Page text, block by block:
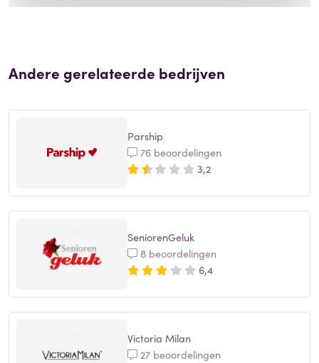
Andere gerelateerde bedrijven
Parship
76 beoordelingen
3,2
SeniorenGeluk
8 beoordelingen
6,4
Victoria Milan
27 beoordelingen